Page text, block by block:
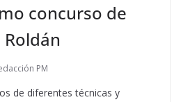
concurso de
PM
de diferentes técnicas y